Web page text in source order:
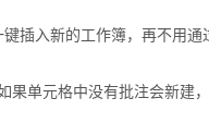
插入新的工作簿，再不用通
果单元格中没有批注会新建